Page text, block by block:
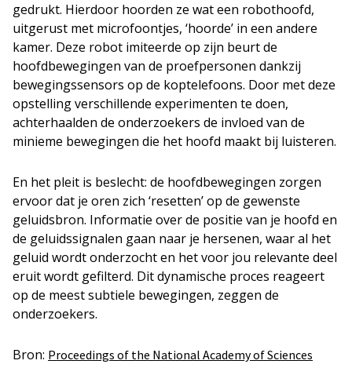
gedrukt. Hierdoor hoorden ze wat een robothoofd,
uitgerust met microfoontjes, ‘hoorde’ in een andere
kamer. Deze robot imiteerde op zijn beurt de
hoofdbewegingen van de proefpersonen dankzij
bewegingssensors op de koptelefoons. Door met deze
opstelling verschillende experimenten te doen,
achterhaalden de onderzoekers de invloed van de
minieme bewegingen die het hoofd maakt bij luisteren.
En het pleit is beslecht: de hoofdbewegingen zorgen
ervoor dat je oren zich ‘resetten’ op de gewenste
geluidsbron. Informatie over de positie van je hoofd en
de geluidssignalen gaan naar je hersenen, waar al het
geluid wordt onderzocht en het voor jou relevante deel
eruit wordt gefilterd. Dit dynamische proces reageert
op de meest subtiele bewegingen, zeggen de
onderzoekers.
Bron: Proceedings of the National Academy of Sciences